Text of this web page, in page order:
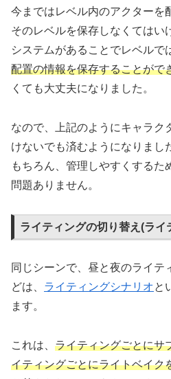
今まではレベル内のアクターを
そのレベルを保存しなくてはい
システムがあることでレベルで
配置の情報を保存することがで
くても大丈夫になりました。
なので、上記のようにキャラク
けないでも済むようになりまし
もちろん、管理しやすくするた
問題ありません。
ライティングの切り替え(ライ
同じシーンで、昼と夜のライテ
どは、 ライティングシナリオと
ます。
これは、 ライティングごとにサ
イティングごとにライトベイク